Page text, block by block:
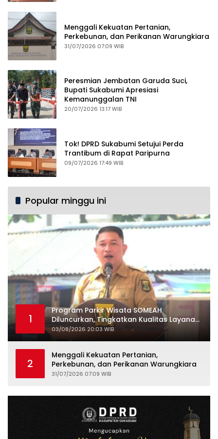
Menggali Kekuatan Pertanian,
Perkebunan, dan Perikanan Warungkiara
31/07/2026 07:09 WIB
Peresmian Jembatan Garuda Suci,
Bupati Sukabumi Apresiasi
Kemanunggalan TNI
20/07/2026 13:17 WIB
Tok! DPRD Sukabumi Setujui Perda
Trantibum di Rapat Paripurna
09/07/2026 17:49 WIB
Popular minggu ini
1
Program Parkir Wisata SOMEAH
Diluncurkan, Tingkatkan Kualitas Layanan
Kepariwisataan
03/08/2026 20:03 WIB
2
Menggali Kekuatan Pertanian,
Perkebunan, dan Perikanan Warungkiara
31/07/2026 07:09 WIB